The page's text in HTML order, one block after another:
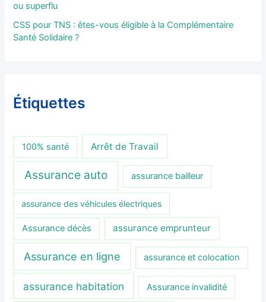
ou superflu
CSS pour TNS : êtes-vous éligible à la Complémentaire
Santé Solidaire ?
Étiquettes
100% santé Arrêt de Travail
Assurance auto assurance bailleur
assurance des véhicules électriques
Assurance décès assurance emprunteur
Assurance en ligne assurance et colocation
assurance habitation Assurance invalidité